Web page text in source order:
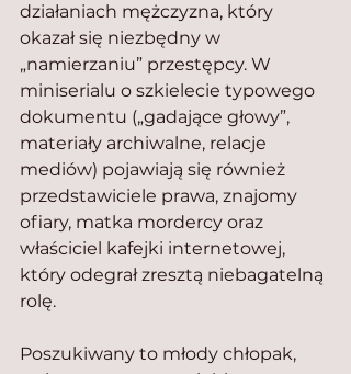
działaniach mężczyzna, który
okazał się niezbędny w
„namierzaniu” przestępcy. W
miniserialu o szkielecie typowego
dokumentu („gadające głowy”,
materiały archiwalne, relacje
mediów) pojawiają się również
przedstawiciele prawa, znajomy
ofiary, matka mordercy oraz
właściciel kafejki internetowej,
który odegrał zresztą niebagatelną
rolę.
Poszukiwany to młody chłopak,